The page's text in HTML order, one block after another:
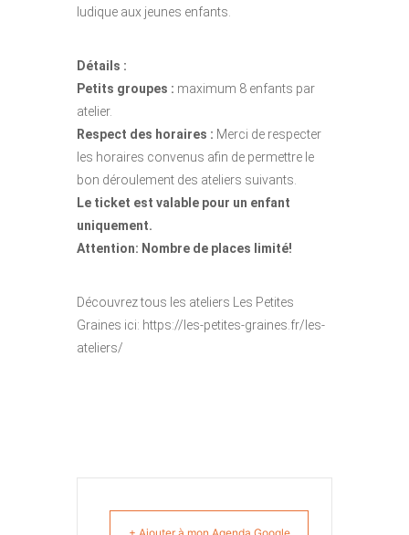
ludique aux jeunes enfants.
Détails :
Petits groupes : maximum 8 enfants par
atelier.
Respect des horaires : Merci de respecter
les horaires convenus afin de permettre le
bon déroulement des ateliers suivants.
Le ticket est valable pour un enfant
uniquement.
Attention: Nombre de places limité!
Découvrez tous les ateliers Les Petites
Graines ici: https://les-petites-graines.fr/les-
ateliers/